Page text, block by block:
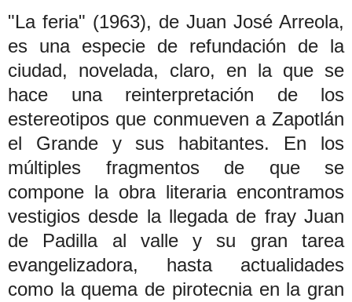
"La feria" (1963), de Juan José Arreola,
es una especie de refundación de la
ciudad, novelada, claro, en la que se
hace una reinterpretación de los
estereotipos que conmueven a Zapotlán
el Grande y sus habitantes. En los
múltiples fragmentos de que se
compone la obra literaria encontramos
vestigios desde la llegada de fray Juan
de Padilla al valle y su gran tarea
evangelizadora, hasta actualidades
como la quema de pirotecnia en la gran